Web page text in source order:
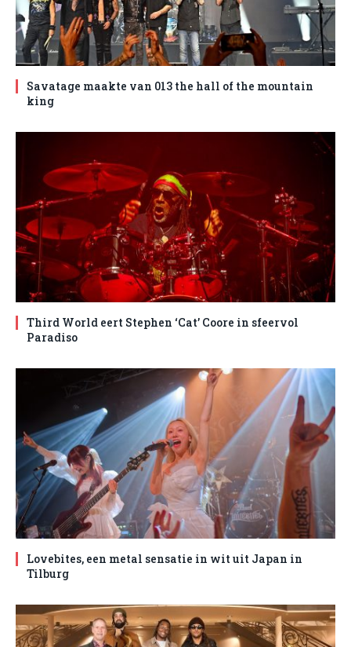
Savatage maakte van 013 the hall of the mountain
king
Third World eert Stephen ‘Cat’ Coore in sfeervol
Paradiso
Lovebites, een metal sensatie in wit uit Japan in
Tilburg